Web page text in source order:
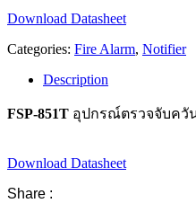
Download Datasheet
Categories: Fire Alarm, Notifier
Description
FSP-851T อุปกรณ์ตรวจจับควัน
Download Datasheet
Share :